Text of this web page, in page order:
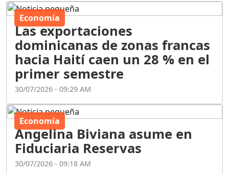
dominicanas de zonas francas
hacia Haití caen un 28 % en el
primer semestre
30/07/2026 - 09:29 AM
Economía
Angelina Biviana asume en
Fiduciaria Reservas
30/07/2026 - 09:18 AM